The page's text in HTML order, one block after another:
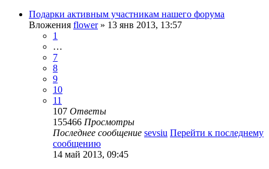
Подарки активным участникам нашего форума
Вложения flower» 13 янв 2013, 13:57
1
…
7
8
9
10
11
107 Ответы
155466 Просмотры
Последнее сообщение sevsiu Перейти к последнему
сообщению
14 май 2013, 09:45